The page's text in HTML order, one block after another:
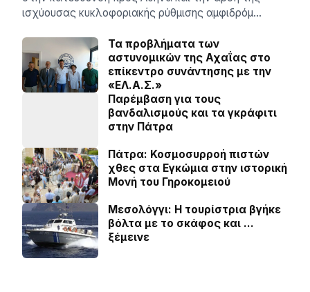
ισχύουσας κυκλοφοριακής ρύθμισης αμφιδρόμ…
Τα προβλήματα των
αστυνομικών της Αχαΐας στο
επίκεντρο συνάντησης με την
«ΕΛ.Α.Σ.»
Παρέμβαση για τους
βανδαλισμούς και τα γκράφιτι
στην Πάτρα
Πάτρα: Κοσµοσυρροή πιστών
χθες στα Εγκώµια στην ιστορική
Μονή του Γηροκοµειού
Μεσολόγγι: Η τουρίστρια βγήκε
βόλτα με το σκάφος και …
ξέμεινε